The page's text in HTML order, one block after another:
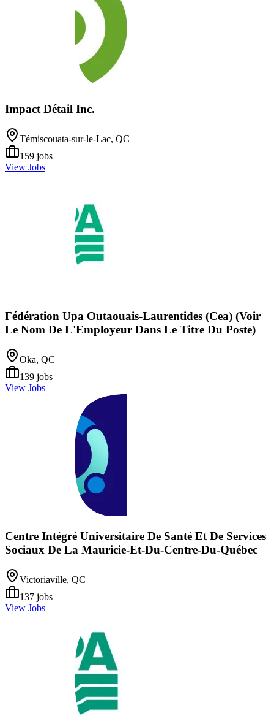
Impact Détail Inc.
Témiscouata-sur-le-Lac, QC
159 jobs
View Jobs
Fédération Upa Outaouais-Laurentides (Cea) (Voir
Le Nom De L'Employeur Dans Le Titre Du Poste)
Oka, QC
139 jobs
View Jobs
Centre Intégré Universitaire De Santé Et De Services
Sociaux De La Mauricie-Et-Du-Centre-Du-Québec
Victoriaville, QC
137 jobs
View Jobs